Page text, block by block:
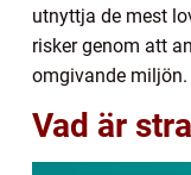
utnyttja de mest
risker genom att
omgivande miljön.
Vad är